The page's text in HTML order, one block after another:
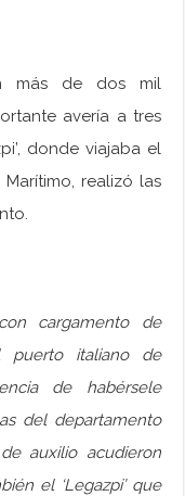
más de dos mil
avería a tres
donde viajaba el
realizó las
cargamento de
puerto italiano de
de habérsele
del departamento
auxilio acudieron
el ‘Legazpi’ que